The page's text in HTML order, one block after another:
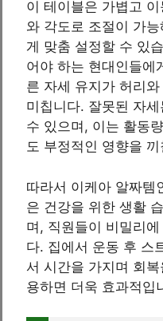
이 테이블은 가볍고
와 각도로 조절이 가
게 맞춤 설정할 수 있
어야 하는 현대인들에
른 자세 유지가 허리
미칩니다. 잘못된 자
수 있으며, 이는 활동
도 부정적인 영향을
따라서 이케아 알짜템
은 건강을 위한 생활
며, 직원들이 비밀리
다. 집에서 운동 후 스
서 시간을 가지며 회
용하면 더욱 효과적입